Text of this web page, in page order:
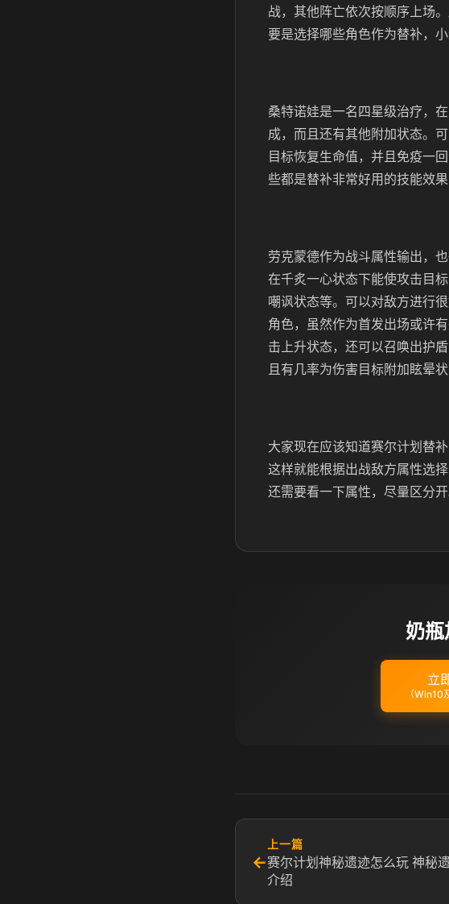
战，其他阵亡依次按顺序上场
要是选择哪些角色作为替补，
桑特诺娃是一名四星级治疗，
成，而且还有其他附加状态。
目标恢复生命值，并且免疫一
些都是替补非常好用的技能效
劳克蒙德作为战斗属性输出，
在千炙一心状态下能使攻击目
嘲讽状态等。可以对敌方进行
角色，虽然作为首发出场或许
击上升状态，还可以召唤出护
且有几率为伤害目标附加眩晕
大家现在应该知道赛尔计划替
这样就能根据出战敌方属性选
还需要看一下属性，尽量区分开
奶
立
（Win10
←
上一篇
赛尔计划神秘遗迹怎么玩 神秘
介绍